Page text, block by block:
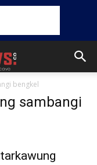
bengkel
sambangi